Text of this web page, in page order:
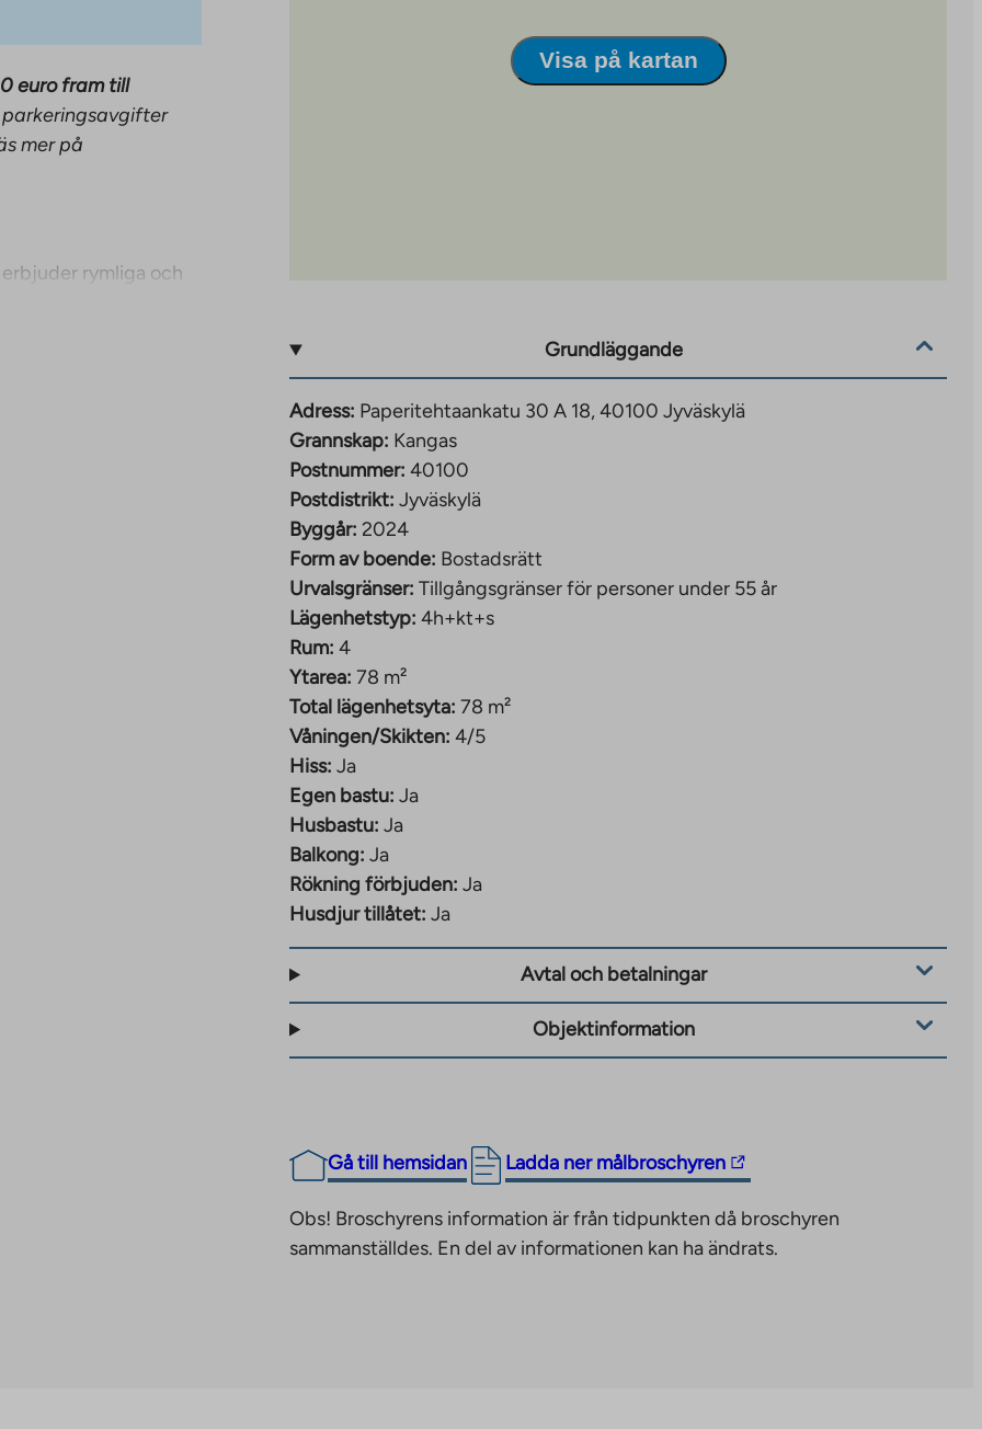
euro fram till
mer på
rymliga och
och fester.
klädkammare som
2024, erbjuder
i Jyväskylä.
där bastu, förråd
Visa på kartan
Grundläggande
Adress: Paperitehtaankatu 30 A 18, 40100 Jyväskylä
Grannskap: Kangas
Postnummer: 40100
Postdistrikt: Jyväskylä
Byggår: 2024
Form av boende: Bostadsrätt
Urvalsgränser: Tillgångsgränser för personer under 55 år
Lägenhetstyp: 4h+kt+s
Rum: 4
Ytarea: 78 m²
Total lägenhetsyta: 78 m²
Våningen/Skikten: 4/5
Hiss: Ja
Egen bastu: Ja
Husbastu: Ja
Balkong: Ja
Rökning förbjuden: Ja
Husdjur tillåtet: Ja
Avtal och betalningar
Objektinformation
Gå till hemsidan Ladda ner målbroschyren
The
link
takes
you
Obs! Broschyrens information är från tidpunkten då broschyren
sammanställdes. En del av informationen kan ha ändrats.